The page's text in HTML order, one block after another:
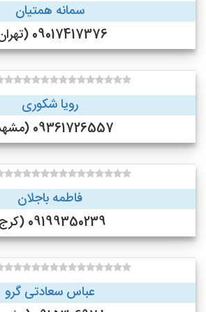
سمانه همتیان
09017417376 (تهران)
رویا شکوری
09361726557 (مشهد )
فاطمه باجلان
09199350239 (کرج)
عباس سعادتی گرو